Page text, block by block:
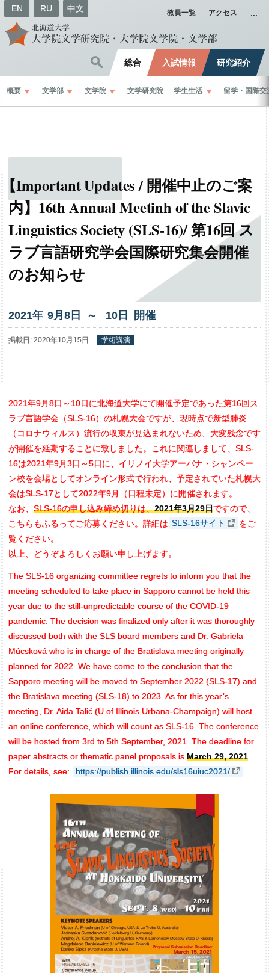
EN RU 中文 教員一覧 アクセス
総合 入試情報 研究紹介
概要 文学部 文学院 文学研究院 学生生活 留学 ・ 国際交
【Important Updates /開催中止のご案
内】16th Annual Meetinh of the Slavic
Linguistics Society (SLS-16)/第16回ス
ラブ言語研究学会国際研究集会開催
のお知らせ
2021年 9月 8 日 ～ 10 日 開催
掲載日: 2020年10月15日 学術講演
2021年9月8日～10日に北海道大学にて開催予定であった第16回ス
ラブ言語学会（SLS-16）の札幌大会ですが、現時点で新型肺炎
（コロナウィルス）流行の収束が見込まれないため、大変残念です
が開催を延期することに致しました。これに関連しまして、SLS-
16は2021年9月3日～5日に、イリノイ大学アーバナ・シャンペー
ン校を会場としてオンライン形式で行われ、予定されていた札幌大
会はSLS-17として2022年9月（日程未定）に開催されます。
なお、 SLS-16の申し込み締め切りは、2021年3月29日ですので、
こちらもふるってご応募ください。詳細は SLS-16サイト
をご
覧ください。
以上、どうぞよろしくお願い申し上げます。
The SLS-16 organizing committee regrets to inform you that the
meeting scheduled to take place in Sapporo cannot be held this
year due to the still-unpredictable course of the COVID-19
pandemic. The decision was finalized only after it was thoroughly
discussed both with the SLS board members and Dr. Gabriela
Múcsková who is in charge of the Bratislava meeting originally
planned for 2022. We have come to the conclusion that the
Sapporo meeting will be moved to September 2022 (SLS-17) and
the Bratislava meeting (SLS-18) to 2023. As for this year’s
meeting, Dr. Aida Talić (U of Illinois Urbana-Champaign) will host
an online conference, which will count as SLS-16. The conference
will be hosted from 3rd to 5th September, 2021. The deadline for
paper abstracts or thematic panel proposals is March 29, 2021.
For details, see:
https://publish.illinois.edu/sls16uiuc2021/